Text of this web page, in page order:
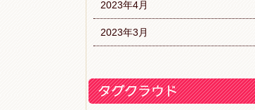
2023年4月
2023年3月